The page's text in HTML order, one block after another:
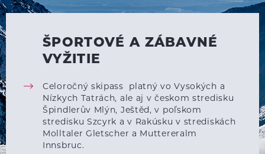
ŠPORTOVÉ A ZÁBAVNÉ
VYŽITIE
Celoročný skipass platný vo Vysokých a
Nízkych Tatrách, ale aj v českom stredisku
Špindlerův Mlýn, Ještěd, v poľskom
stredisku Szcyrk a v Rakúsku v strediskách
Molltaler Gletscher a Muttereralm
Innsbruc.